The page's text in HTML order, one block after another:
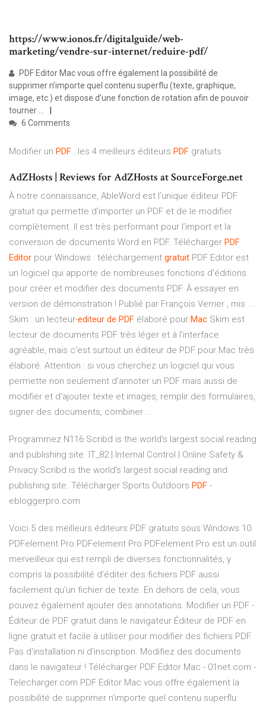
https://www.ionos.fr/digitalguide/web-
marketing/vendre-sur-internet/reduire-pdf/
PDF Editor Mac vous offre également la possibilité de
supprimer n’importe quel contenu superflu (texte, graphique,
image, etc.) et dispose d’une fonction de rotation afin de pouvoir
tourner ...
6 Comments
Modifier un PDF : les 4 meilleurs éditeurs PDF gratuits
AdZHosts | Reviews for AdZHosts at SourceForge.net
À notre connaissance, AbleWord est l’unique éditeur PDF
gratuit qui permette d’importer un PDF et de le modifier
complètement. Il est très performant pour l’import et la
conversion de documents Word en PDF. Télécharger PDF
Editor pour Windows : téléchargement gratuit PDF Editor est
un logiciel qui apporte de nombreuses fonctions d'éditions
pour créer et modifier des documents PDF. À essayer en
version de démonstration ! Publié par François Verrier , mis ...
Skim : un lecteur-editeur de PDF élaboré pour Mac Skim est
lecteur de documents PDF très léger et à l’interface
agréable, mais c’est surtout un éditeur de PDF pour Mac très
élaboré. Attention : si vous cherchez un logiciel qui vous
permette non seulement d’annoter un PDF mais aussi de
modifier et d’ajouter texte et images, remplir des formulaires,
signer des documents, combiner ...
Programmez N116 Scribd is the world's largest social reading
and publishing site. IT_82 | Internal Control | Online Safety &
Privacy Scribd is the world's largest social reading and
publishing site. Télécharger Sports Outdoors PDF -
ebloggerpro.com
Voici 5 des meilleurs éditeurs PDF gratuits sous Windows 10.
PDFelement Pro PDFelement Pro PDFelement Pro est un outil
merveilleux qui est rempli de diverses fonctionnalités, y
compris la possibilité d'éditer des fichiers PDF aussi
facilement qu’un fichier de texte. En dehors de cela, vous
pouvez également ajouter des annotations. Modifier un PDF -
Éditeur de PDF gratuit dans le navigateur Éditeur de PDF en
ligne gratuit et facile à utiliser pour modifier des fichiers PDF.
Pas d'installation ni d'inscription. Modifiez des documents
dans le navigateur ! Télécharger PDF Editor Mac - 01net.com -
Telecharger.com PDF Editor Mac vous offre également la
possibilité de supprimer n’importe quel contenu superflu